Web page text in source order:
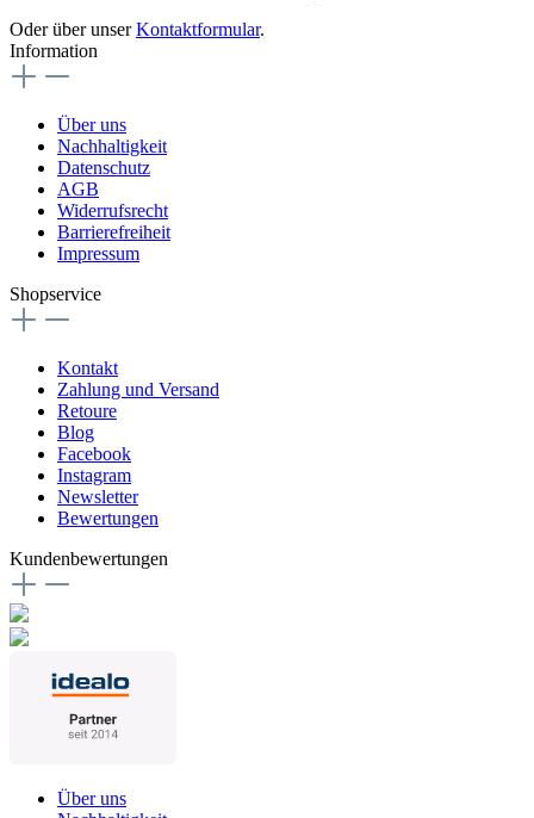
Oder über unserKontaktformular.
Information
Über uns
Nachhaltigkeit
Datenschutz
AGB
Widerrufsrecht
Barrierefreiheit
Impressum
Shopservice
Kontakt
Zahlung und Versand
Retoure
Blog
Facebook
Instagram
Newsletter
Bewertungen
Kundenbewertungen
Über uns